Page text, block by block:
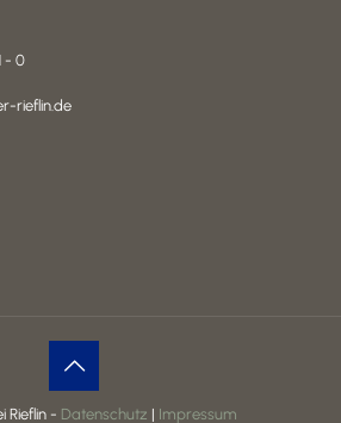
- 0
rieflin.de
Rieflin - Datenschutz | Impressum